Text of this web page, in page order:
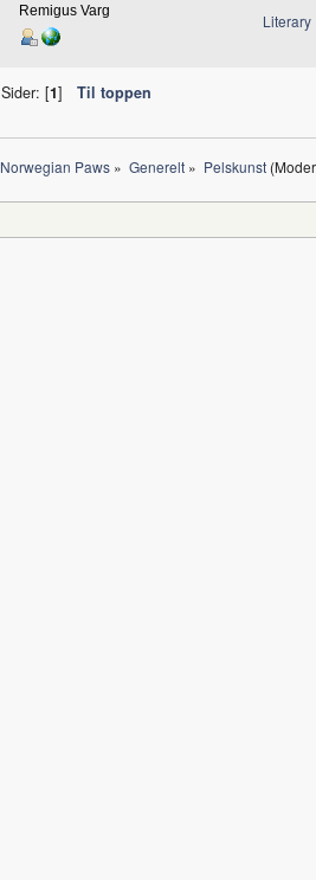
Remigus Varg
Literary
Sider: [1] Til toppen
Norwegian Paws » Generelt» Pelskunst